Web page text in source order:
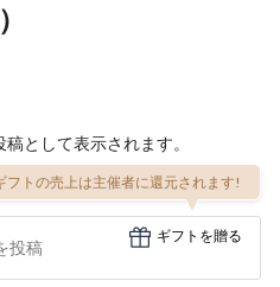
）
稿として表示されます。
フトの売上は主催者に還元されます!
ギフトを贈る